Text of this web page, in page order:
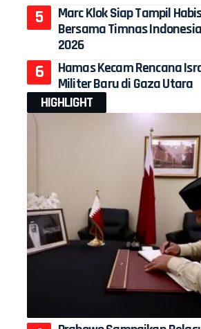
Marc Klok Siap Tampil
Bersama Timnas
2026
Hamas Kecam Rencana
Militer Baru di Gaza Utara
HIGHLIGHT